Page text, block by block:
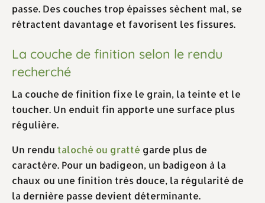
passe. Des couches trop épaisses sèchent mal, se
rétractent davantage et favorisent les fissures.
La couche de finition selon le rendu
recherché
La couche de finition fixe le grain, la teinte et le
toucher. Un enduit fin apporte une surface plus
régulière.
Un rendu taloché ou gratté garde plus de
caractère. Pour un badigeon, un badigeon à la
chaux ou une finition très douce, la régularité de
la dernière passe devient déterminante.